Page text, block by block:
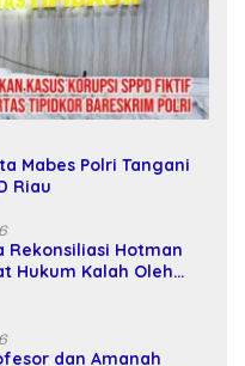
Mabes Polri Tangani
Riau
Rekonsiliasi Hotman
Hukum Kalah Oleh
dan Amanah